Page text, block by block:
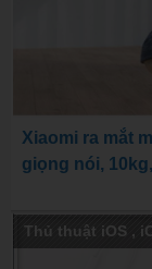
Xiaomi ra mắt
giọng nói,
Thủ thuật iOS ,